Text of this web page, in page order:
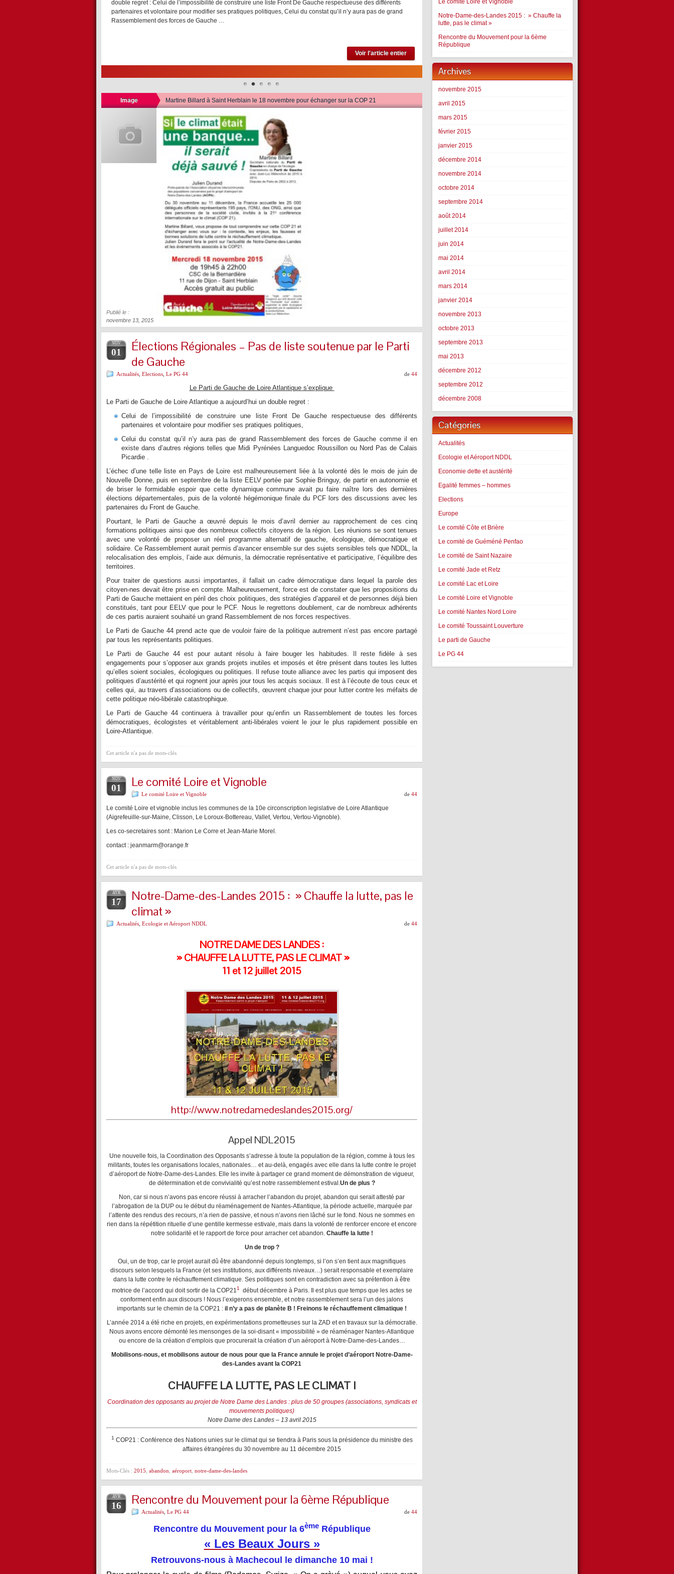
double regret : Celui de l’impossibilité de construire une liste Front De Gauche respectueuse des différents
partenaires et volontaire pour modifier ses pratiques politiques, Celui du constat qu’il n’y aura pas de grand
Rassemblement des forces de Gauche …
Voir l'article entier
Image Martine Billard à Saint Herblain le 18 novembre pour échanger sur la COP 21
Publié le :
novembre 13, 2015
NOV
01
Élections Régionales – Pas de liste soutenue par le Parti
de Gauche
Actualités Elections Le PG 44 de 44
Le Parti de Gauche de Loire Atlantiques’explique
Le Parti de Gauche de Loire Atlantique a aujourd’hui un double regret :
Celui de l’impossibilité de construire une liste Front De Gauche respectueuse des différents
partenaires et volontaire pour modifier ses pratiques politiques,
Celui du constat qu’il n’y aura pas de grand Rassemblement des forces de Gauche comme il en
existe dans d’autres régions telles que Midi Pyrénées Languedoc Roussillon ou Nord Pas de Calais
Picardie .
L’échec d’une telle liste en Pays de Loire est malheureusement liée à la volonté dès le mois de juin de
Nouvelle Donne, puis en septembre de la liste EELV portée par Sophie Bringuy, de partir en autonomie et
de briser le formidable espoir que cette dynamique commune avait pu faire naître lors des dernières
élections départementales, puis de la volonté hégémonique finale du PCF lors des discussions avec les
partenaires du Front de Gauche.
Pourtant, le Parti de Gauche a œuvré depuis le mois d’avril dernier au rapprochement de ces cinq
formations politiques ainsi que des nombreux collectifs citoyens de la région. Les réunions se sont tenues
avec une volonté de proposer un réel programme alternatif de gauche, écologique, démocratique et
solidaire. Ce Rassemblement aurait permis d’avancer ensemble sur des sujets sensibles tels que NDDL, la
relocalisation des emplois, l’aide aux démunis, la démocratie représentative et participative, l’équilibre des
territoires.
Pour traiter de questions aussi importantes, il fallait un cadre démocratique dans lequel la parole des
citoyen-nes devait être prise en compte. Malheureusement, force est de constater que les propositions du
Parti de Gauche mettaient en péril des choix politiques, des stratégies d’appareil et de personnes déjà bien
constitués, tant pour EELV que pour le PCF. Nous le regrettons doublement, car de nombreux adhérents
de ces partis auraient souhaité un grand Rassemblement de nos forces respectives.
Le Parti de Gauche 44 prend acte que de vouloir faire de la politique autrement n’est pas encore partagé
par tous les représentants politiques.
Le Parti de Gauche 44 est pour autant résolu à faire bouger les habitudes. Il reste fidèle à ses
engagements pour s’opposer aux grands projets inutiles et imposés et être présent dans toutes les luttes
qu’elles soient sociales, écologiques ou politiques. Il refuse toute alliance avec les partis qui imposent des
politiques d’austérité et qui rognent jour après jour tous les acquis sociaux. Il est à l’écoute de tous ceux et
celles qui, au travers d’associations ou de collectifs, œuvrent chaque jour pour lutter contre les méfaits de
cette politique néo-libérale catastrophique.
Le Parti de Gauche 44 continuera à travailler pour qu’enfin un Rassemblement de toutes les forces
démocratiques, écologistes et véritablement anti-libérales voient le jour le plus rapidement possible en
Loire-Atlantique.
Cet article n'a pas de mots-clés
NOV
01 Le comité Loire et Vignoble
Le comité Loire et Vignoble de 44
Le comité Loire et vignoble inclus les communes de la 10e circonscription legislative de Loire Atlantique
(Aigrefeuille-sur-Maine, Clisson, Le Loroux-Bottereau, Vallet, Vertou, Vertou-Vignoble).
Les co-secretaires sont : Marion Le Corre et Jean-Marie Morel.
contact : jeanmarm@orange.fr
Cet article n'a pas de mots-clés
AVR
17
Notre-Dame-des-Landes 2015 : » Chauffe la lutte, pas le
climat »
Actualités Ecologie et Aéroport NDDL de 44
NOTRE DAME DES LANDES :
» CHAUFFE LA LUTTE, PAS LE CLIMAT »
11 et 12 juillet 2015
http://www.notredamedeslandes2015.org/
Appel NDL2015
Une nouvelle fois, la Coordination des Opposants s’adresse à toute la population de la région, comme à tous les
militants, toutes les organisations locales, nationales… et au-delà, engagés avec elle dans la lutte contre le projet
d’aéroport de Notre-Dame-des-Landes. Elle les invite à partager ce grand moment de démonstration de vigueur,
de détermination et de convivialité qu’est notre rassemblement estival. Un de plus ?
Non, car si nous n’avons pas encore réussi à arracher l’abandon du projet, abandon qui serait attesté par
l’abrogation de la DUP ou le début du réaménagement de Nantes-Atlantique, la période actuelle, marquée par
l’attente des rendus des recours, n’a rien de passive, et nous n’avons rien lâché sur le fond. Nous ne sommes en
rien dans la répétition rituelle d’une gentille kermesse estivale, mais dans la volonté de renforcer encore et encore
notre solidarité et le rapport de force pour arracher cet abandon. Chauffe la lutte !
Un de trop ?
Oui, un de trop, car le projet aurait dû être abandonné depuis longtemps, si l’on s’en tient aux magnifiques
discours selon lesquels la France (et ses institutions, aux différents niveaux…) serait responsable et exemplaire
dans la lutte contre le réchauffement climatique. Ses politiques sont en contradiction avec sa prétention à être
motrice de l’accord qui doit sortir de la COP21 1
début décembre à Paris. Il est plus que temps que les actes se
conforment enfin aux discours ! Nous l’exigerons ensemble, et notre rassemblement sera l’un des jalons
importants sur le chemin de la COP21 : il n’y a pas de planète B ! Freinons le réchauffement climatique !
L’année 2014 a été riche en projets, en expérimentations prometteuses sur la ZAD et en travaux sur la démocratie.
Nous avons encore démonté les mensonges de la soi-disant « impossibilité » de réaménager Nantes-Atlantique
ou encore de la création d’emplois que procurerait la création d’un aéroport à Notre-Dame-des-Landes…
Mobilisons-nous, et mobilisons autour de nous pour que la France annule le projet d’aéroport Notre-Dame-
des-Landes avant la COP21
CHAUFFE LA LUTTE, PAS LE CLIMAT !
Coordination des opposants au projet de Notre Dame des Landes : plus de 50 groupes (associations, syndicats et
mouvements politiques)
Notre Dame des Landes – 13 avril 2015
1 COP21 : Conférence des Nations unies sur le climat qui se tiendra à Paris sous la présidence du ministre des
affaires étrangères du 30 novembre au 11 décembre 2015
Mots-Clés : 2015 abandon aéroport notre-dame-des-landes
AVR
16 Rencontre du Mouvement pour la 6ème République
Actualités Le PG 44 de 44
Rencontre du Mouvement pour la 6èmeRépublique
« Les Beaux Jours »
Retrouvons-nous à Machecoul le dimanche 10 mai !
Le comité Loire et Vignoble
Notre-Dame-des-Landes 2015 : » Chauffe la
lutte, pas le climat »
Rencontre du Mouvement pour la 6ème
République
Archives
novembre 2015
avril 2015
mars 2015
février 2015
janvier 2015
décembre 2014
novembre 2014
octobre 2014
septembre 2014
août 2014
juillet 2014
juin 2014
mai 2014
avril 2014
mars 2014
janvier 2014
novembre 2013
octobre 2013
septembre 2013
mai 2013
décembre 2012
septembre 2012
décembre 2008
Catégories
Actualités
Ecologie et Aéroport NDDL
Economie dette et austérité
Egalité femmes – hommes
Elections
Europe
Le comité Côte et Brière
Le comité de Guéméné Penfao
Le comité de Saint Nazaire
Le comité Jade et Retz
Le comité Lac et Loire
Le comité Loire et Vignoble
Le comité Nantes Nord Loire
Le comité Toussaint Louverture
Le parti de Gauche
Le PG 44